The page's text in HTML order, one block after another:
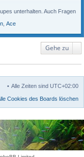
unterhalten. Auch Fragen
Ace
Gehe zu
Alle Zeiten sind UTC+02:00
Cookies des Boards löschen